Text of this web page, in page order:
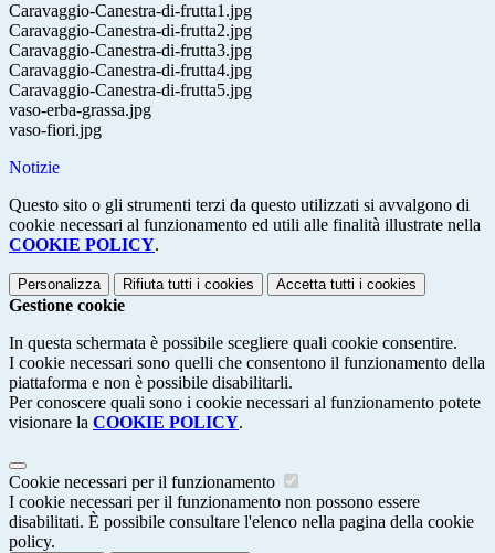
Caravaggio-Canestra-di-frutta1.jpg
Caravaggio-Canestra-di-frutta2.jpg
Caravaggio-Canestra-di-frutta3.jpg
Caravaggio-Canestra-di-frutta4.jpg
Caravaggio-Canestra-di-frutta5.jpg
vaso-erba-grassa.jpg
vaso-fiori.jpg
Notizie
Questo sito o gli strumenti terzi da questo utilizzati si avvalgono di
cookie necessari al funzionamento ed utili alle finalità illustrate nella
COOKIE POLICY.
Personalizza Rifiuta tutti i cookies Accetta tutti i cookies
Gestione cookie
In questa schermata è possibile scegliere quali cookie consentire.
I cookie necessari sono quelli che consentono il funzionamento della
piattaforma e non è possibile disabilitarli.
Per conoscere quali sono i cookie necessari al funzionamento potete
visionare la COOKIE POLICY.
Cookie necessari per il funzionamento
I cookie necessari per il funzionamento non possono essere
disabilitati. È possibile consultare l'elenco nella pagina della cookie
policy.